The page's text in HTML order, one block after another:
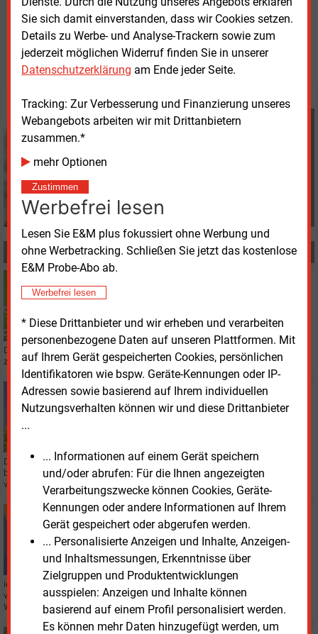
Sie sich damit einverstanden, dass wir Cookies setzen.
Details zu Werbe- und Analyse-Trackern sowie zum
jederzeit möglichen Widerruf finden Sie in unserer
Datenschutzerklärung am Ende jeder Seite.
Tracking: Zur Verbesserung und Finanzierung unseres
Webangebots arbeiten wir mit Drittanbietern
zusammen.*
mehr Optionen
Zustimmen
Werbefrei lesen
Lesen Sie E&M plus fokussiert ohne Werbung und
ohne Werbetracking. Schließen Sie jetzt das kostenlose
E&M Probe-Abo ab.
Werbefrei lesen
* Diese Drittanbieter und wir erheben und verarbeiten
personenbezogene Daten auf unseren Plattformen. Mit
auf Ihrem Gerät gespeicherten Cookies, persönlichen
Identifikatoren wie bspw. Geräte-Kennungen oder IP-
Adressen sowie basierend auf Ihrem individuellen
Nutzungsverhalten können wir und diese Drittanbieter
...
... Informationen auf einem Gerät speichern
und/oder abrufen: Für die Ihnen angezeigten
Verarbeitungszwecke können Cookies, Geräte-
Kennungen oder andere Informationen auf Ihrem
Gerät gespeichert oder abgerufen werden.
... Personalisierte Anzeigen und Inhalte, Anzeigen-
und Inhaltsmessungen, Erkenntnisse über
Zielgruppen und Produktentwicklungen
ausspielen: Anzeigen und Inhalte können
basierend auf einem Profil personalisiert werden.
Es können mehr Daten hinzugefügt werden, um
Donnerstag, 21.05.2026, 13:06 Uhr
Davina Spohn
© 2026 Energie & Management GmbH
Davina Spohn
MEHR ZUM THEMA
WIRTSCHAFT
Der Energiekonzern RWE hat eine grüne Anleihe über 1,5 Milliarden Euro in
zwei Tranchen am Kapitalmarkt platziert.
Freitag, 29.05.2026, 13:40
STROMNETZ
Die Bundesregierung will den Ausbau der Stromübertragungsnetze
beschleunigen. Der Gesetzentwurf im Bundestag sieht neue Leitungen,
vereinfachte Verfahren und mehr Freileitungen vor.
Freitag, 22.05.2026, 14:31
REGULIERUNG
Erhöhter Netzreserve-Bedarf für Strom bestätigt
ie Bundesnetzagentur hat einen Gesamtbedarf an Netzreserve-Kraftwerken
von 7.400 MW für den Winter 2026/2027 bestätigt. Im vorhergehenden
Winterhalbjahr lag er fast 1.000 MW niedriger.